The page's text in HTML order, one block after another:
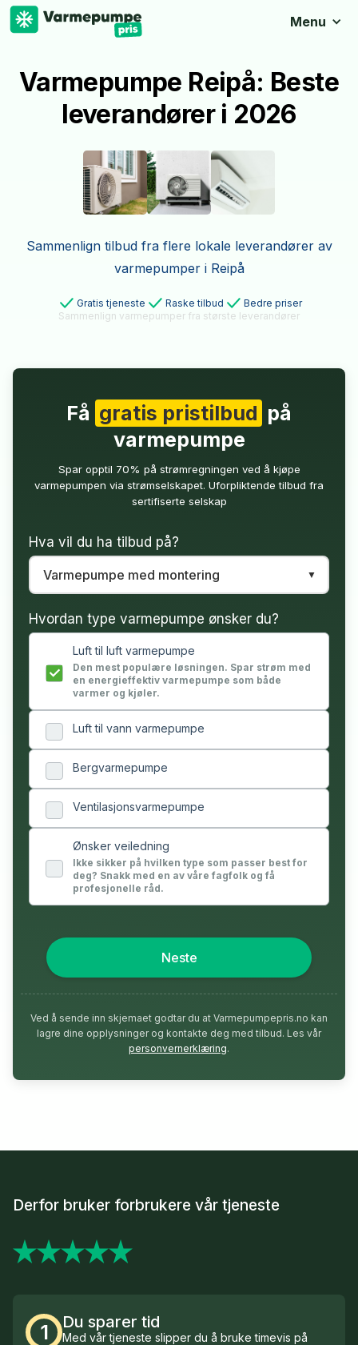
Menu
Varmepumpe Reipå: Beste
leverandører i 2026
Sammenlign tilbud fra flere lokale leverandører av
varmepumper i Reipå
Gratis tjeneste Raske tilbud
Bedre priser
Sammenlign varmepumper fra største leverandører
Få gratis pristilbud på
varmepumpe
Spar opptil 70% på strømregningen ved å kjøpe
varmepumpen via strømselskapet. Uforpliktende tilbud fra
sertifiserte selskap
Hva vil du ha tilbud på?
Hvordan type varmepumpe ønsker du?
Luft til luft varmepumpe
Den mest populære løsningen. Spar strøm med
en energieffektiv varmepumpe som både
varmer og kjøler.
Luft til vann varmepumpe
Bergvarmepumpe
Ventilasjonsvarmepumpe
Ønsker veiledning
Ikke sikker på hvilken type som passer best for
deg? Snakk med en av våre fagfolk og få
profesjonelle råd.
Neste
Ved å sende inn skjemaet godtar du at Varmepumpepris.no kan
lagre dine opplysninger og kontakte deg med tilbud. Les vår
personvernerklæring.
Derfor bruker forbrukere vår tjeneste
1 Du sparer tid
Med vår tjeneste slipper du å bruke timevis på